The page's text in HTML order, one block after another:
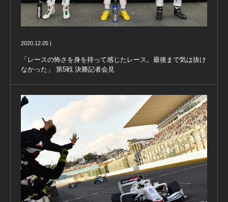
2020.12.05 |
「レースの怖さを身を持って感じたレース。最後まで気は抜け
なかった」 第5戦 決勝記者会見